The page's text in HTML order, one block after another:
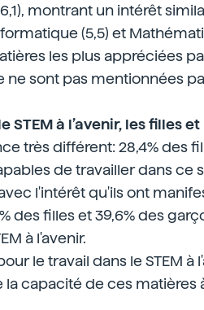
montrant un intérêt
(5,5) et
les plus appréciées
ne sont pas mentionnées
à l’avenir, les filles
très différent: 28,4% des
de travailler dans ce
l'intérêt qu'ils ont
des filles et 39,6% des
à l'avenir.
le travail dans le STEM à
capacité de ces matières